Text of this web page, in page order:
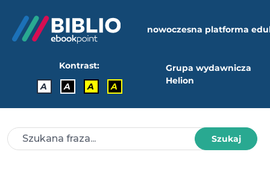
nowoczesna platforma
Kontrast:
A
A A A
Grupa wydawnicza
Helion
Szukaj